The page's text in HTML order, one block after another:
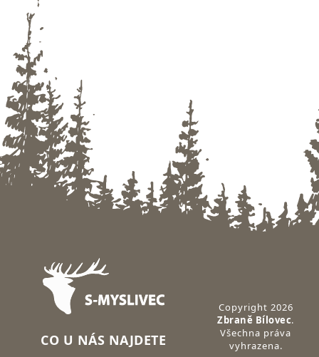
Zápatí
CO U NÁS NAJDETE
Copyright 2026
Zbraně Bílovec.
Všechna práva
vyhrazena.